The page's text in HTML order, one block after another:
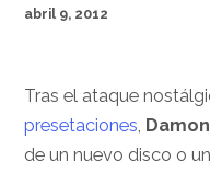
Cigarrillos en la cama
Música nueva
abril 9, 2012
Tras el ataque
presetaciones,
de un nuevo disco o